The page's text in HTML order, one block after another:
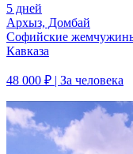
5 дней
Архыз, Домбай
Софийские
Кавказа
48 000 ₽ | За человека